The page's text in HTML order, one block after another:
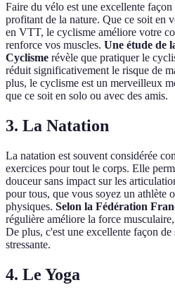
Faire du vélo est une excellente
profitant de la nature. Que ce soit en
en VTT, le cyclisme améliore votre
renforce vos muscles. Une étude de
Cyclisme révèle que pratiquer le
réduit significativement le risque de
plus, le cyclisme est un merveilleux
que ce soit en solo ou avec des amis.
3. La Natation
La natation est souvent considérée
exercices pour tout le corps. Elle
douceur sans impact sur les
pour tous, que vous soyez un athlète
physiques. Selon la Fédération
régulière améliore la force
De plus, c'est une excellente façon de
stressante.
4. Le Yoga